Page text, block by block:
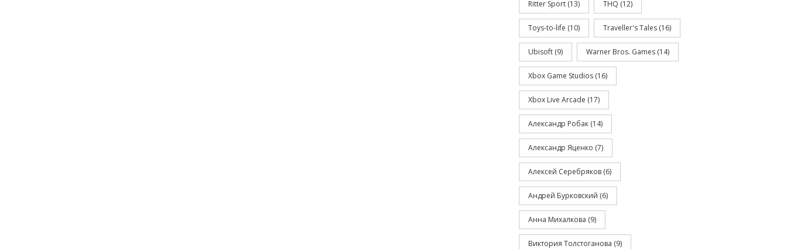
Ritter Sport (13) THQ (12)
Toys-to-life (10) Traveller's Tales (16)
Ubisoft (9) Warner Bros. Games (14)
Xbox Game Studios (16)
Xbox Live Arcade (17)
Александр Робак (14)
Александр Яценко (7)
Алексей Серебряков (6)
Андрей Бурковский (6)
Анна Михалкова (9)
Виктория Толстоганова (9)